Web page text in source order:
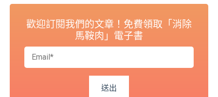
歡迎訂閱我們的文章！免費領取「消除
馬鞍肉」電子書